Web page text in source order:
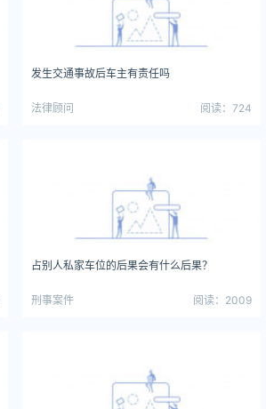
发生交通事故后车主有责任吗
法律顾问 阅读：724
占别人私家车位的后果会有什么后果？
刑事案件 阅读：2009